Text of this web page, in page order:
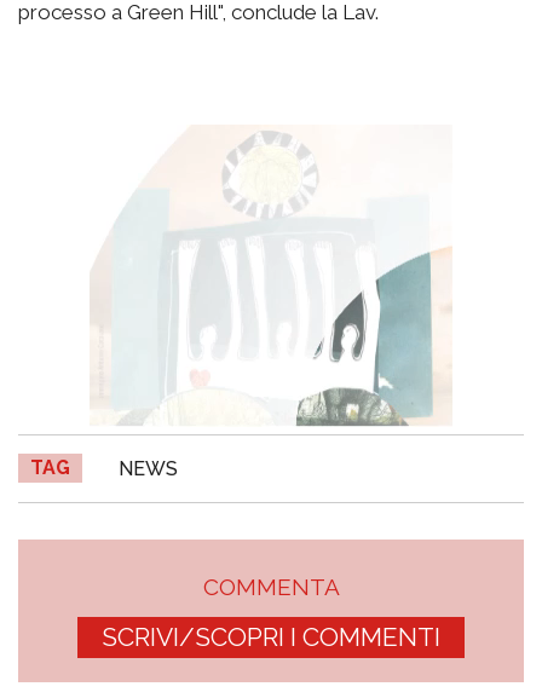
processo a Green Hill", conclude la Lav.
TAG NEWS
COMMENTA
SCRIVI/SCOPRI I COMMENTI